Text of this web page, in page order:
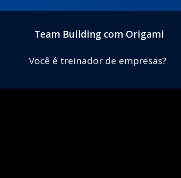
Team Building com Origami
Você é treinador de empresas?